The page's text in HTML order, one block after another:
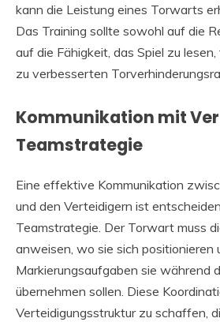
kann die Leistung eines Torwarts
Das Training sollte sowohl auf die
auf die Fähigkeit, das Spiel zu
zu verbesserten
Kommunikation mit
Teamstrategie
Eine effektive Kommunikation
und den Verteidigern ist
Teamstrategie. Der Torwart muss
anweisen, wo sie sich positionieren
Markierungsaufgaben sie während
übernehmen sollen. Diese
Verteidigungsstruktur zu schaffen,